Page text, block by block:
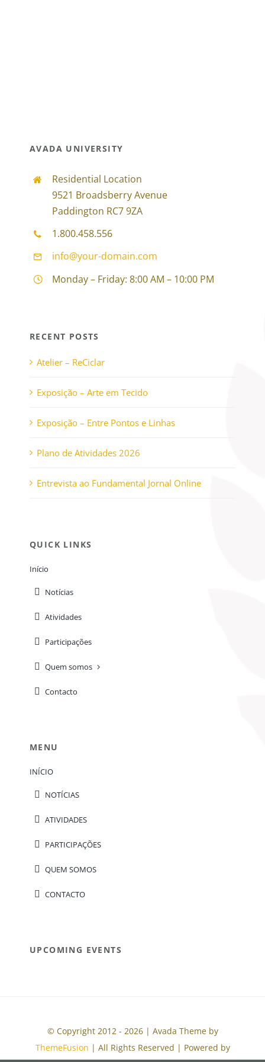
AVADA UNIVERSITY
Residential Location
9521 Broadsberry Avenue
Paddington RC7 9ZA
1.800.458.556
info@your-domain.com
Monday – Friday: 8:00 AM – 10:00 PM
RECENT POSTS
Atelier – ReCiclar
Exposição – Arte em Tecido
Exposição – Entre Pontos e Linhas
Plano de Atividades 2026
Entrevista ao Fundamental Jornal Online
QUICK LINKS
Início
Notícias
Atividades
Participações
Quem somos
Contacto
MENU
INÍCIO
NOTÍCIAS
ATIVIDADES
PARTICIPAÇÕES
QUEM SOMOS
CONTACTO
UPCOMING EVENTS
© Copyright 2012 - 2026 | Avada Theme by
ThemeFusion | All Rights Reserved | Powered by